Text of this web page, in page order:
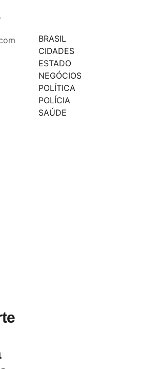
BRASIL
CIDADES
ESTADO
NEGÓCIOS
POLÍTICA
POLÍCIA
SAÚDE